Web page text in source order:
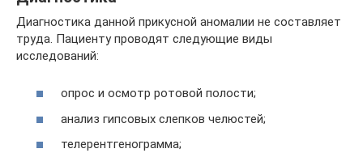
Диагностика данной прикусной аномалии не составляет
труда. Пациенту проводят следующие виды
исследований:
опрос и осмотр ротовой полости;
анализ гипсовых слепков челюстей;
телерентгенограмма;